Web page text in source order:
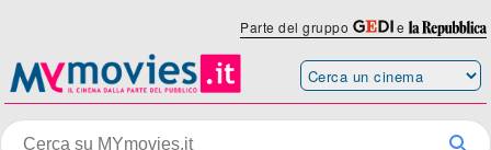
Parte del gruppo e